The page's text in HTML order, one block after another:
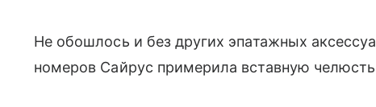
Не обошлось и без других эпатажных
номеров Сайрус примерила вставную